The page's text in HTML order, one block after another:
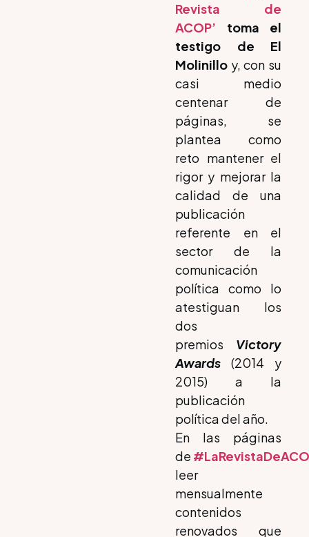
Revista de
ACOP’ toma el
testigo de El
Molinillo y, con su
casi medio
centenar de
páginas, se
plantea como
reto mantener el
rigor y mejorar la
calidad de una
publicación
referente en el
sector de la
comunicación
política como lo
atestiguan los
dos
premios Victory
Awards (2014 y
2015) a la
publicación
política del año.
En las páginas
de
leer
mensualmente
contenidos
renovados que